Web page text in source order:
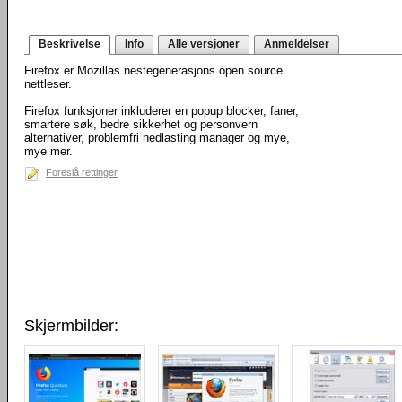
Beskrivelse Info Alle versjoner Anmeldelser
Firefox er Mozillas nestegenerasjons open source
nettleser.
Firefox funksjoner inkluderer en popup blocker, faner,
smartere søk, bedre sikkerhet og personvern
alternativer, problemfri nedlasting manager og mye,
mye mer.
Foreslå rettinger
Skjermbilder: